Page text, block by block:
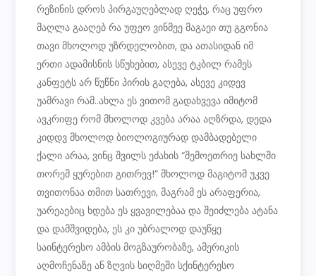
რეზინის დროს პირგაუღებლად ღეჭე, რაც უფრო
მაღლა გააღებ რა უფეო ვინმეე მაგაეი თუ გგონია
თავი მხოლოდ უზრდელობით, და ათასიდან იმ
ერთი ადამისნის სწუხებით, ასევე ტკბილ რამეს
კანფეტს არ წუწნი პირის გაღება, ასევე კიდევ
უამრავი რამ..ახლა ეს ვითომ გადახვევა იმიტომ
ავკრიფე რომ მხოლოდ კვება არაა აღზრდა, დედა
კიდდვ მხოლოდ ბიოლოგიურად დამბადებელი
ქალი არაა, ვინც შვილს ეძახის “შემოეთრიე სახლში
თორემ ყურებით გითრევ!” მხოლოდ მაგიტომ უკვე
თვითონაა თმით სათრევი, მაგრამ ეს არაფერია,
უარეაებიც ხდება ეს ყვავილებაა და შეიძლება ატანა
და დამშვიდება, ეს კი უბრალოდ დაუწყე
საინტერესო ამბის მოგზაურობაზე, ამერიკის
აღმოჩენაზე ან ზღვის სიღმეში სქინტერესო